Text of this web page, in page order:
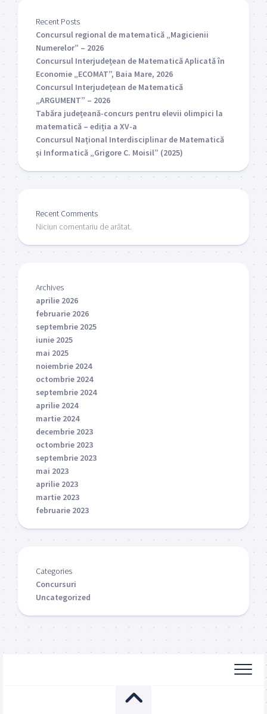
Recent Posts
Concursul regional de matematică „Magicienii
Numerelor” – 2026
Concursul Interjudețean de Matematică Aplicată în
Economie „ECOMAT”, Baia Mare, 2026
Concursul Interjudețean de Matematică
„ARGUMENT” – 2026
Tabăra județeană-concurs pentru elevii olimpici la
matematică – ediția a XV-a
Concursul Național Interdisciplinar de Matematică
și Informatică „Grigore C. Moisil” (2025)
Recent Comments
Niciun comentariu de arătat.
Archives
aprilie 2026
februarie 2026
septembrie 2025
iunie 2025
mai 2025
noiembrie 2024
octombrie 2024
septembrie 2024
aprilie 2024
martie 2024
decembrie 2023
octombrie 2023
septembrie 2023
mai 2023
aprilie 2023
martie 2023
februarie 2023
Categories
Concursuri
Uncategorized